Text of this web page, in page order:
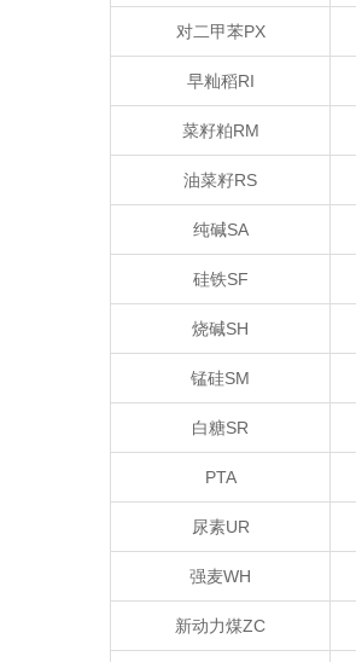
对二甲苯PX
早籼稻RI
菜籽粕RM
油菜籽RS
纯碱SA
硅铁SF
烧碱SH
锰硅SM
白糖SR
PTA
尿素UR
强麦WH
新动力煤ZC